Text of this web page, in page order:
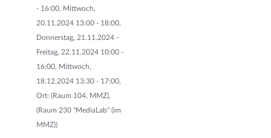
- 16:00, Mittwoch,
20.11.2024 13:00 - 18:00,
Donnerstag, 21.11.2024 -
Freitag, 22.11.2024 10:00 -
16:00, Mittwoch,
18.12.2024 13:30 - 17:00,
Ort: (Raum 104, MMZ),
(Raum 230 "MediaLab" (im
MMZ))